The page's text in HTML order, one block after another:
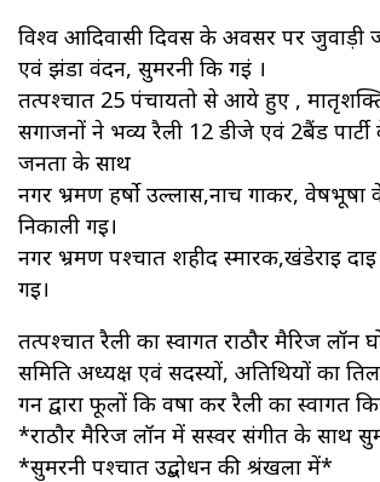
विश्व आदिवासी दिवस के अवसर पर जुवाड़ी
एवं झंडा वंदन, सुमरनी कि गईं ।
तत्पश्चात 25 पंचायतो से आये हुए ,
सगाजनों ने भव्य रैली 12 डीजे एवं 2बैंड
जनता के साथ
नगर भ्रमण हर्षो उल्लास,नाच गाकर, वेषभूषा
निकाली गई।
नगर भ्रमण पश्चात शहीद स्मारक,खंडेराई
गई।
तत्पश्चात रैली का स्वागत राठौर मैरिज लॉन
समिति अध्यक्ष एवं सदस्यों, अतिथियों का
गन द्वारा फूलों कि वर्षा कर रैली का स्वागत
*राठौर मैरिज लॉन में सस्वर संगीत के साथ
*सुमरनी पश्चात उद्बोधन की श्रंखला में*